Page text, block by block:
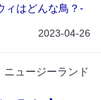
ィはどんな鳥？-
2023-04-26
ニュージーランド